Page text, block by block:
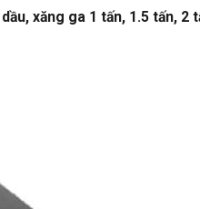
xăng ga 1 tấn, 1.5 tấn, 2